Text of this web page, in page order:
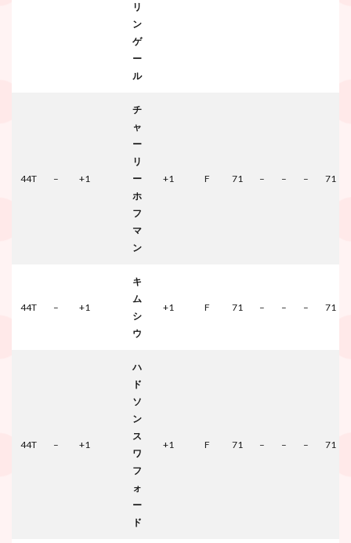
リ
ン
ゲ
ー
ル
44T – +1
チ
ャ
ー
リ
ー
ホ
フ
マ
ン
+1 F 71 – – – 71
44T – +1
キ
ム
シ
ウ
+1 F 71 – – – 71
44T – +1
ハ
ド
ソ
ン
ス
ワ
フ
ォ
ー
ド
+1 F 71 – – – 71